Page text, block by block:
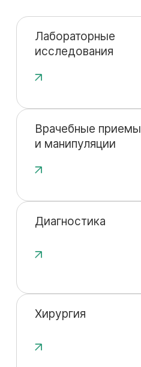
Лабораторные
исследования
Врачебные приемы
и манипуляции
Диагностика
Хирургия